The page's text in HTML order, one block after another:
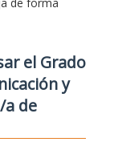
el Grado
y
a de